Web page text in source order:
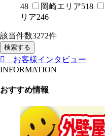
48
岡崎エリア518
リア246
該当件数3272件
検索する
お客様インタビュー
INFORMATION
おすすめ情報